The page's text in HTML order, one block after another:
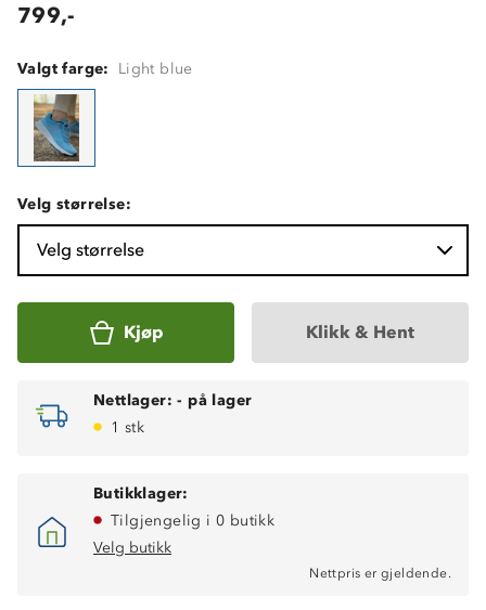
799,-
Valgt farge: Light blue
Velg størrelse:
Velg størrelse
Kjøp Klikk & Hent
Nettlager: - på lager
1 stk
Butikklager:
Tilgjengelig i 0 butikk
Velg butikk
Nettpris er gjeldende.